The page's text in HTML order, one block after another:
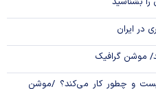
در ایران
موشن گرافیک
و چطور کار می‌کند؟ /موشن